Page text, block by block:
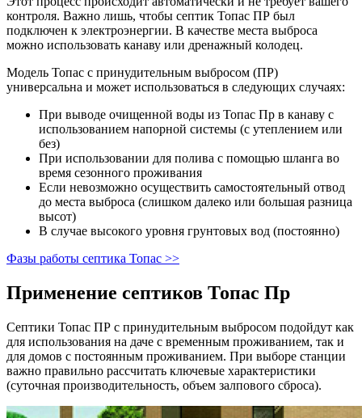
контроля. Важно лишь, чтобы септик Топас ПР был
подключен к электроэнергии. В качестве места выброса
можно использовать канаву или дренажный колодец.
Модель Топас с принудительным выбросом (ПР)
универсальна и может использоваться в следующих случаях:
При выводе очищенной воды из Топас Пр в канаву с
использованием напорной системы (с утеплением или
без)
При использовании для полива с помощью шланга во
время сезонного проживания
Если невозможно осуществить самостоятельный отвод
до места выброса (слишком далеко или большая разница
высот)
В случае высокого уровня грунтовых вод (постоянно)
Фазы работы септика Топас >>
Применение септиков Топас Пр
Септики Топас ПР с принудительным выбросом подойдут как
для использования на даче с временным проживанием, так и
для домов с постоянным проживанием. При выборе станции
важно правильно рассчитать ключевые характеристики
(суточная производительность, объем залпового сброса).